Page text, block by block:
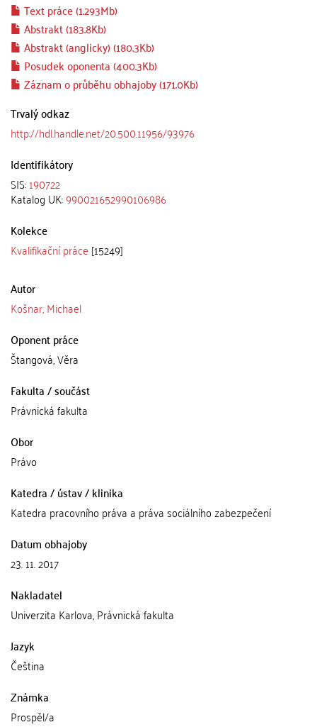
Text práce (1.293Mb)
Abstrakt (183.8Kb)
Abstrakt (anglicky) (180.3Kb)
Posudek oponenta (400.3Kb)
Záznam o průběhu obhajoby (171.0Kb)
Trvalý odkaz
http://hdl.handle.net/20.500.11956/93976
Identifikátory
SIS:190722
Katalog UK:990021652990106986
Kolekce
Kvalifikační práce [15249]
Autor
Košnar, Michael
Oponent práce
Štangová, Věra
Fakulta / součást
Právnická fakulta
Obor
Právo
Katedra / ústav / klinika
Katedra pracovního práva a práva sociálního zabezpečení
Datum obhajoby
23. 11. 2017
Nakladatel
Univerzita Karlova, Právnická fakulta
Jazyk
Čeština
Známka
Prospěl/a